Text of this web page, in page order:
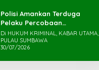
Polisi Amankan Terduga
Pelaku Percobaan
Pemerkosaan yang Ancam
Korban dengan Parang
Di HUKUM KRIMINAL, KABAR UTAMA,
PULAU SUMBAWA
30/07/2026